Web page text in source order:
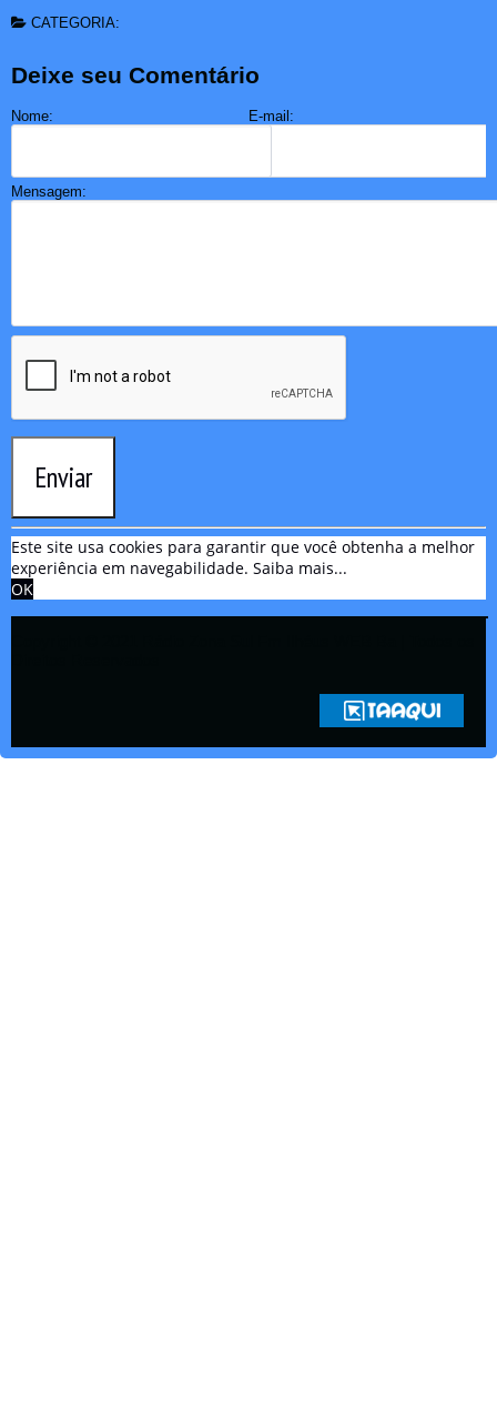
CATEGORIA:
Deixe seu Comentário
Nome: E-mail:
Mensagem:
Enviar
Este site usa cookies para garantir que você obtenha a melhor
experiência em navegabilidade. Saiba mais...
OK